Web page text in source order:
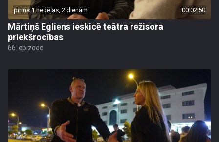
pirms 1 nedēļas, 2 dienām 00:02:50
Mārtiņš Egliens ieskicē teātra režisora
priekšrocības
66. epizode